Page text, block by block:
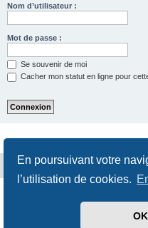
En poursuivant votre
l’utilisation de cookies.
OK
Nom d’utilisateur :
Mot de passe :
Se souvenir de moi
Cacher mon statut en ligne pour
Portal Chiptuners.fr
Traduit